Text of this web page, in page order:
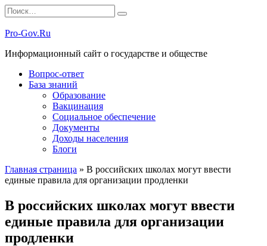
Перейти
к
содержанию
Search
for:
Pro-Gov.Ru
Информационный сайт о государстве и обществе
Вопрос-ответ
База знаний
Образование
Вакцинация
Социальное обеспечение
Документы
Доходы населения
Блоги
Главная страница » В российских школах могут ввести
единые правила для организации продленки
В российских школах могут ввести
единые правила для организации
продленки